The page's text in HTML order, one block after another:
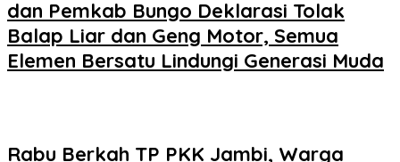
dan Pemkab Bungo Deklarasi Tolak
Balap Liar dan Geng Motor, Semua
Elemen Bersatu Lindungi Generasi Muda
Rabu Berkah TP PKK Jambi, Warga